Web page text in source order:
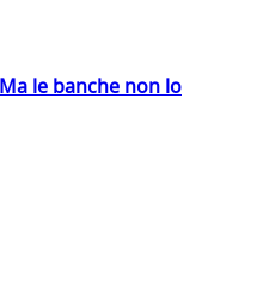
le banche non lo